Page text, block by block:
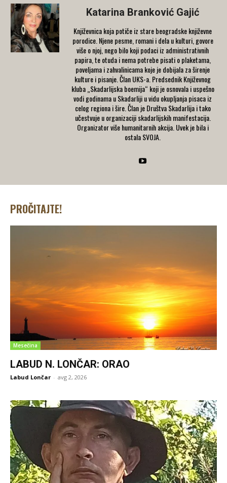
Katarina Branković Gajić
Književnica koja potiče iz stare beogradske književne
porodice. Njene pesme, romani i dela u kulturi, govore
više o njoj, nego bilo koji podaci iz administrativnih
papira, te otuda i nema potrebe pisati o plaketama,
poveljama i zahvalinicama koje je dobijala za širenje
kulture i pisanje. Član UКS-a. Predsednik Кnjiževnog
kluba „Skadarlijska boemija“ koji je osnovala i uspešno
vodi godinama u Skadarliji u vidu okupljanja pisaca iz
celog regiona i šire. Član je Društva Skadarlija i tako
učestvuje u organizaciji skadarlijskih manifestacija.
Organizator više humanitarnih akcija. Uvek je bila i
ostala SVOJA.
PROČITAJTE!
Mesečina
LABUD N. LONČAR: ORAO
Labud Lončar - avg 2, 2026